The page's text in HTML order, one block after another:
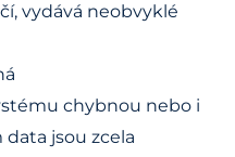
vydává neobvyklé
chybnou nebo i
jsou zcela